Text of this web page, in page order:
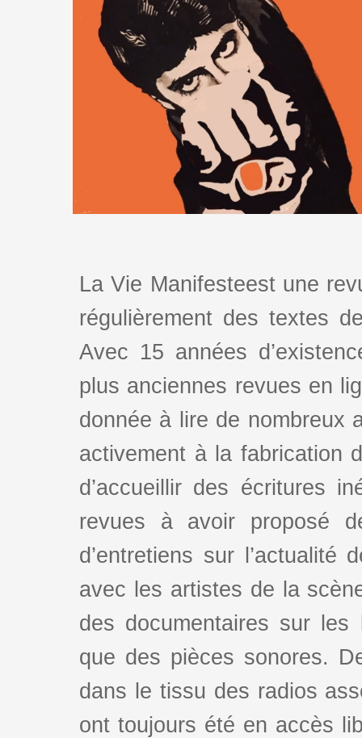
La Vie Manifesteest une
régulièrement des textes
Avec 15 années
plus anciennes revues en
donnée à lire de nombreux
activement à la fabrication
d’accueillir des écritures
revues à avoir proposé
d’entretiens sur l’actualité
avec les artistes de la
des documentaires sur
que des pièces sonores.
dans le tissu des radios
ont toujours été en accès